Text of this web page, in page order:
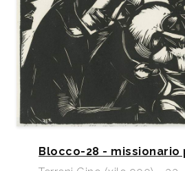
Blocco-28 - missionario